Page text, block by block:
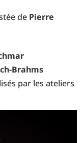
de Pierre
Brahms
par les ateliers